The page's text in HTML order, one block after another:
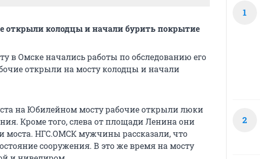
открыли колодцы и начали бурить покрытие
в Омске начались работы по обследованию его
открыли на мосту колодцы и начали
на Юбилейном мосту рабочие открыли люки
Кроме того, слева от площади Ленина они
моста. НГС.ОМСК мужчины рассказали, что
сооружения. В это же время на мосту
1
2